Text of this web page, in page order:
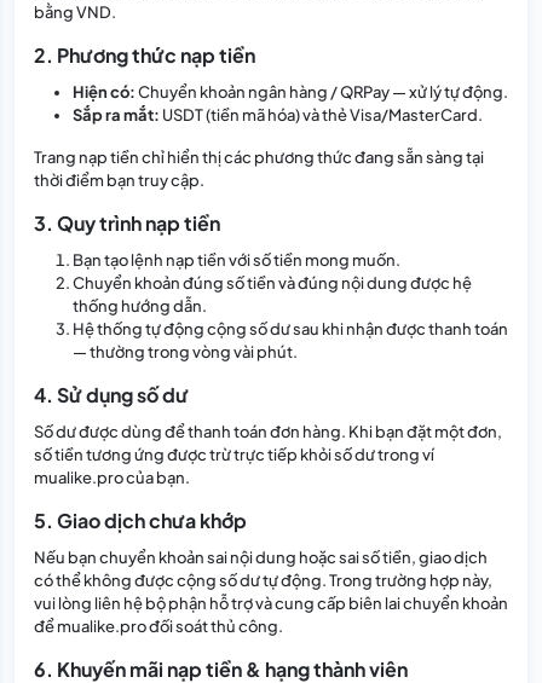
bằng VND.
2. Phương thức nạp tiền
Hiện có:Chuyển khoản ngân hàng / QRPay — xử lý tự động.
Sắp ra mắt: USDT (tiền mã hóa) và thẻ Visa/MasterCard.
Trang nạp tiền chỉ hiển thị các phương thức đang sẵn sàng tại
thời điểm bạn truy cập.
3. Quy trình nạp tiền
Bạn tạo lệnh nạp tiền với số tiền mong muốn.
Chuyển khoản đúng số tiền và đúng nội dung được hệ
thống hướng dẫn.
Hệ thống tự động cộng số dư sau khi nhận được thanh toán
— thường trong vòng vài phút.
4. Sử dụng số dư
Số dư được dùng để thanh toán đơn hàng. Khi bạn đặt một đơn,
số tiền tương ứng được trừ trực tiếp khỏi số dư trong ví
mualike.pro của bạn.
5. Giao dịch chưa khớp
Nếu bạn chuyển khoản sai nội dung hoặc sai số tiền, giao dịch
có thể không được cộng số dư tự động. Trong trường hợp này,
vui lòng liên hệ bộ phận hỗ trợ và cung cấp biên lai chuyển khoản
để mualike.pro đối soát thủ công.
6. Khuyến mãi nạp tiền & hạng thành viên